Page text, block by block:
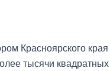
Красноярского
тысячи